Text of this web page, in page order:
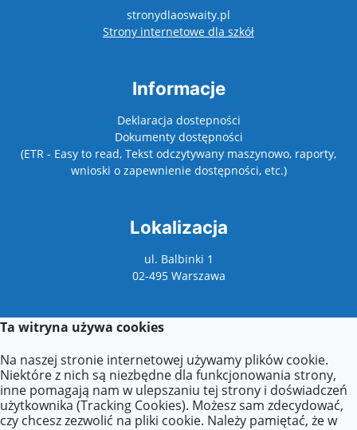
stronydlaoswaity.pl
Strony internetowe dla szkółotwiera się w
Informacje
Deklaracja dostepności
Dokumenty dostępności
(ETR - Easy to read, Tekst odczytywany maszynowo, raporty,
wnioski o zapewnienie dostępności, etc.)
Lokalizacja
ul. Balbinki 1
02-495 Warszawa
Kontakt
Kontakt z sekretariatem:
poniedziałek: 9:00–17:00
wtorek–piątek: 8:00–16:00
Ta witryna używa cookies
Na naszej stronie internetowej używamy plików cookie.
Niektóre z nich są niezbędne dla funkcjonowania strony,
inne pomagają nam w ulepszaniu tej strony i doświadczeń
użytkownika (Tracking Cookies). Możesz sam zdecydować,
czy chcesz zezwolić na pliki cookie. Należy pamiętać, że w